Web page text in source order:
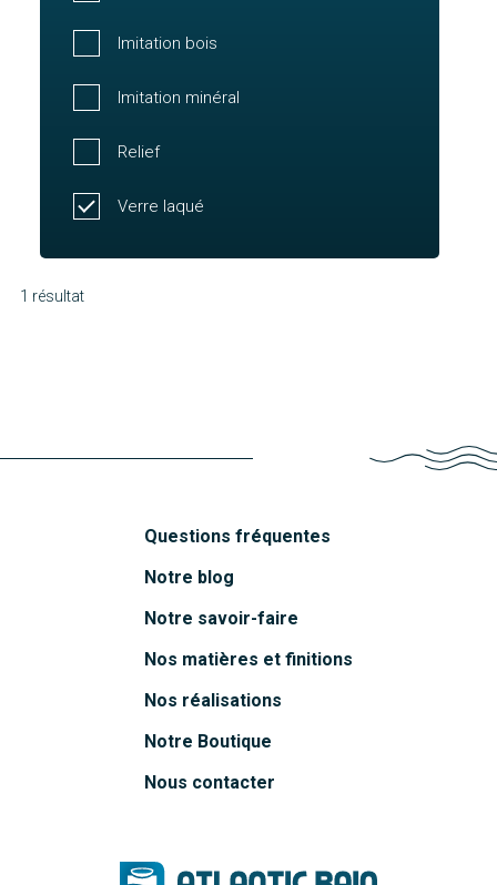
Imitation bois
Imitation minéral
Relief
Verre laqué
1 résultat
Questions fréquentes
Notre blog
Notre savoir-faire
Nos matières et finitions
Nos réalisations
Notre Boutique
Nous contacter